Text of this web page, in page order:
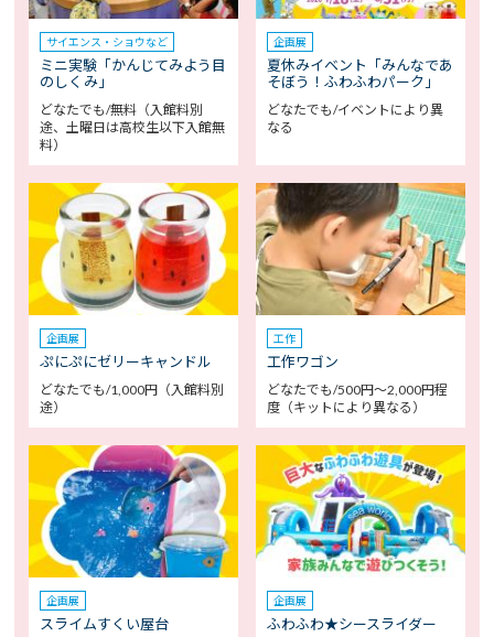
サイエンス・ショウなど
ミニ実験「かんじてみよう目
のしくみ」
どなたでも/無料（入館料別
途、土曜日は高校生以下入館無
料）
企画展
夏休みイベント「みんなであ
そぼう！ふわふわパーク」
どなたでも/イベントにより異
なる
企画展
ぷにぷにゼリーキャンドル
どなたでも/1,000円（入館料別
途）
工作
工作ワゴン
どなたでも/500円～2,000円程
度（キットにより異なる）
企画展
スライムすくい屋台
企画展
ふわふわ★シースライダー